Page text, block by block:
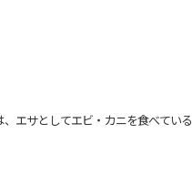
サとしてエビ・カニを食べている